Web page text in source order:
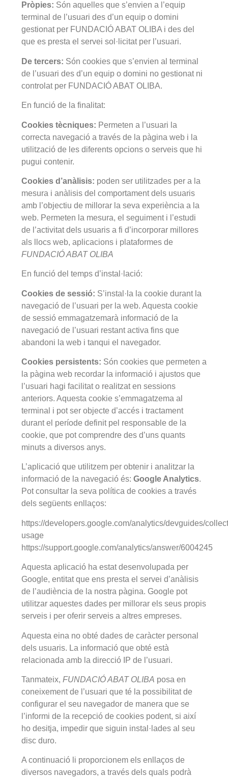
Pròpies: Són aquelles que s’envien a l’equip
terminal de l’usuari des d’un equip o domini
gestionat per FUNDACIÓ ABAT OLIBA i des del
que es presta el servei sol·licitat per l’usuari.
De tercers: Són cookies que s’envien al terminal
de l’usuari des d’un equip o domini no gestionat ni
controlat per FUNDACIÓ ABAT OLIBA.
En funció de la finalitat:
Cookies tècniques: Permeten a l’usuari la
correcta navegació a través de la pàgina web i la
utilització de les diferents opcions o serveis que hi
pugui contenir.
Cookies d’anàlisis: poden ser utilitzades per a la
mesura i anàlisis del comportament dels usuaris
amb l’objectiu de millorar la seva experiència a la
web. Permeten la mesura, el seguiment i l’estudi
de l’activitat dels usuaris a fi d’incorporar millores
als llocs web, aplicacions i plataformes de
FUNDACIÓ ABAT OLIBA
En funció del temps d’instal·lació:
Cookies de sessió: S’instal·la la cookie durant la
navegació de l’usuari per la web. Aquesta cookie
de sessió emmagatzemarà informació de la
navegació de l’usuari restant activa fins que
abandoni la web i tanqui el navegador.
Cookies persistents: Són cookies que permeten a
la pàgina web recordar la informació i ajustos que
l’usuari hagi facilitat o realitzat en sessions
anteriors. Aquesta cookie s’emmagatzema al
terminal i pot ser objecte d’accés i tractament
durant el període definit pel responsable de la
cookie, que pot comprendre des d’uns quants
minuts a diversos anys.
L’aplicació que utilitzem per obtenir i analitzar la
informació de la navegació és: Google Analytics.
Pot consultar la seva política de cookies a través
dels següents enllaços:
https://developers.google.com/analytics/devguides/
usage
https://support.google.com/analytics/answer/6004245
Aquesta aplicació ha estat desenvolupada per
Google, entitat que ens presta el servei d’anàlisis
de l’audiència de la nostra pàgina. Google pot
utilitzar aquestes dades per millorar els seus propis
serveis i per oferir serveis a altres empreses.
Aquesta eina no obté dades de caràcter personal
dels usuaris. La informació que obté està
relacionada amb la direcció IP de l’usuari.
Tanmateix, FUNDACIÓ ABAT OLIBA posa en
coneixement de l’usuari que té la possibilitat de
configurar el seu navegador de manera que se
l’informi de la recepció de cookies podent, si així
ho desitja, impedir que siguin instal·lades al seu
disc duro.
A continuació li proporcionem els enllaços de
diversos navegadors, a través dels quals podrà